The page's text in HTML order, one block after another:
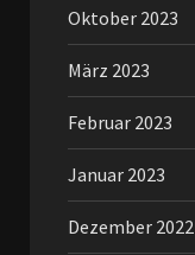
Oktober 2023
März 2023
Februar 2023
Januar 2023
Dezember 2022